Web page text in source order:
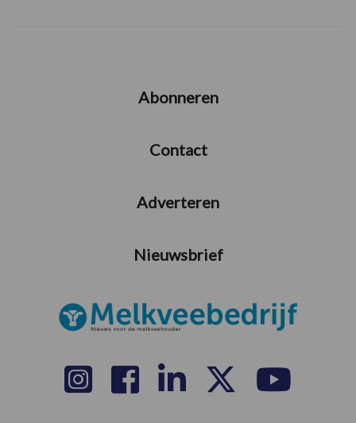
Abonneren
Contact
Adverteren
Nieuwsbrief